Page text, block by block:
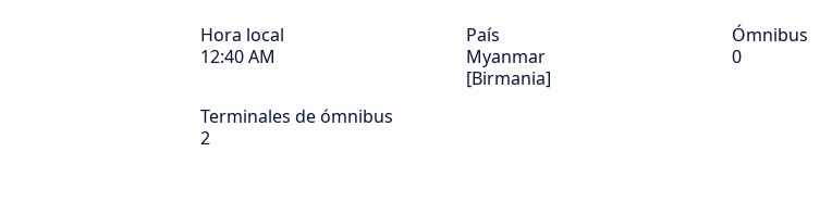
Hora local
12:40 AM
País
Myanmar
[Birmania]
Ómnibus
0
Terminales de ómnibus
2